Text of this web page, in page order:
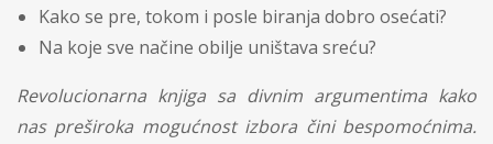
Kako se pre, tokom i posle biranja dobro osećati?
Na koje sve načine obilje uništava sreću?
Revolucionarna knjiga sa divnim argumentima kako
nas preširoka mogućnost izbora čini bespomoćnima.